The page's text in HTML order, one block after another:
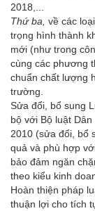
2018,...
Thứ ba, về các
trọng hình thành
mới (như trong
cùng các phương
chuẩn chất lượng
trường.
Sửa đổi, bổ sung
bộ với Bộ luật
2010 (sửa đổi, bổ
quả và phù hợp
bảo đảm ngăn
theo kiểu kinh
Hoàn thiện pháp
thuận lợi cho tích